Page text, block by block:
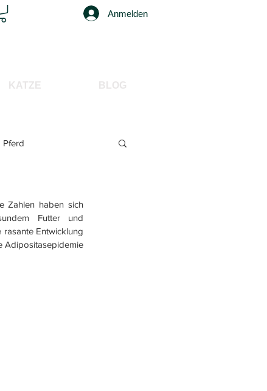
Anmelden
KATZE BLOG
Pferd
Zahlen haben sich
Futter und
rasante Entwicklung
Adipositasepidemie